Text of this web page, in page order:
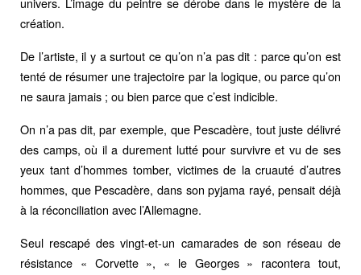
création.
De l’artiste, il y a surtout ce qu’on n’a pas dit : parce qu’on est
tenté de résumer une trajectoire par la logique, ou parce qu’on
ne saura jamais ; ou bien parce que c’est indicible.
On n’a pas dit, par exemple, que Pescadère, tout juste délivré
des camps, où il a durement lutté pour survivre et vu de ses
yeux tant d’hommes tomber, victimes de la cruauté d’autres
hommes, que Pescadère, dans son pyjama rayé, pensait déjà
à la réconciliation avec l’Allemagne.
Seul rescapé des vingt-et-un camarades de son réseau de
résistance « Corvette », « le Georges » racontera tout,